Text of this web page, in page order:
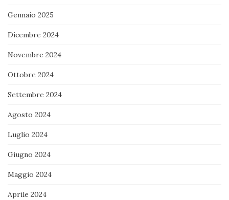
Gennaio 2025
Dicembre 2024
Novembre 2024
Ottobre 2024
Settembre 2024
Agosto 2024
Luglio 2024
Giugno 2024
Maggio 2024
Aprile 2024